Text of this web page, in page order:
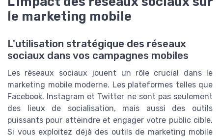
le marketing mobile
L'utilisation stratégique des réseaux
sociaux dans vos campagnes mobiles
Les réseaux sociaux jouent un rôle crucial dans le
marketing mobile moderne. Les plateformes telles que
Facebook, Instagram et Twitter ne sont pas seulement
des lieux de socialisation, mais aussi des outils
puissants pour atteindre et engager votre public cible.
Si vous exploitez déjà des outils de marketing mobile